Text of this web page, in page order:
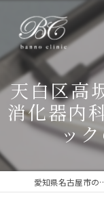
天白区高
消化器内
ッ
愛知県名古屋市の消